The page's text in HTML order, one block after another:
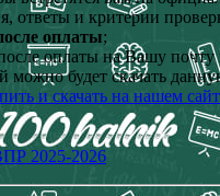
ответы и критерии
оплаты;
оплаты на Вашу почту
можно будет скачать
и скачать на нашем
2025-2026